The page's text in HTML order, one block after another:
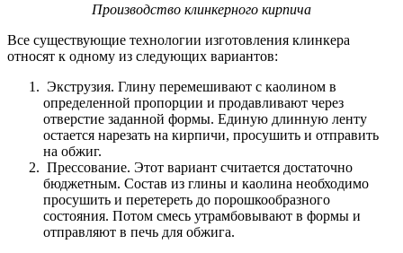
Производство клинкерного кирпича
Все существующие технологии изготовления клинкера
относят к одному из следующих вариантов:
Экструзия. Глину перемешивают с каолином в
определенной пропорции и продавливают через
отверстие заданной формы. Единую длинную ленту
остается нарезать на кирпичи, просушить и отправить
на обжиг.
Прессование. Этот вариант считается достаточно
бюджетным. Состав из глины и каолина необходимо
просушить и перетереть до порошкообразного
состояния. Потом смесь утрамбовывают в формы и
отправляют в печь для обжига.